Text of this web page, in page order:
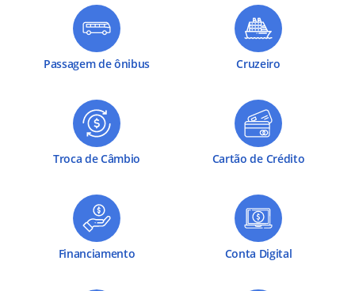
Passagem de ônibus Cruzeiro
Troca de Câmbio Cartão de Crédito
Financiamento Conta Digital